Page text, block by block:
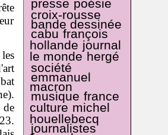
presse poésie
croix-rousse
bande dessinée
cabu françois
hollande journal
le monde hergé
société
emmanuel
macron
musique france
culture michel
houellebecq
journalistes